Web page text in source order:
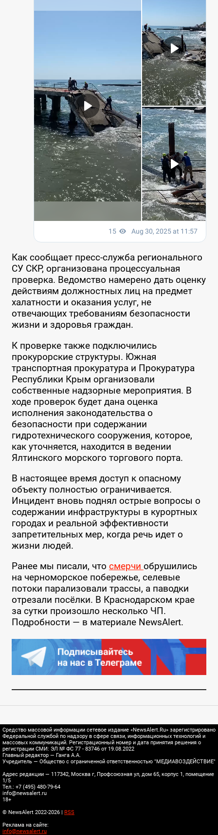
Как сообщает пресс-служба регионального
СУ СКР, организована процессуальная
проверка. Ведомство намерено дать оценку
действиям должностных лиц на предмет
халатности и оказания услуг, не
отвечающих требованиям безопасности
жизни и здоровья граждан.
К проверке также подключились
прокурорские структуры. Южная
транспортная прокуратура и Прокуратура
Республики Крым организовали
собственные надзорные мероприятия. В
ходе проверок будет дана оценка
исполнения законодательства о
безопасности при содержании
гидротехнического сооружения, которое,
как уточняется, находится в ведении
Ялтинского морского торгового порта.
В настоящее время доступ к опасному
объекту полностью ограничивается.
Инцидент вновь поднял острые вопросы о
содержании инфраструктуры в курортных
городах и реальной эффективности
запретительных мер, когда речь идет о
жизни людей.
Ранее мы писали, что смерчи обрушились
на черноморское побережье, селевые
потоки парализовали трассы, а паводки
отрезали посёлки. В Краснодарском крае
за сутки произошло несколько ЧП.
Подробности — в материале NewsAlert.
Средство массовой информации сетевое издание «NewsAlert.Ru» зарегистрировано
Федеральной службой по надзору в сфере связи, информационных технологий и
массовых коммуникаций. Регистрационный номер и дата принятия решения о
регистрации СМИ: ЭЛ № ФС 77 - 83746 от 19.08.2022
Главный редактор — Ганга А.А.
Учредитель — Общество с ограниченной ответственностью "МЕДИАВОЗДЕЙСТВИЕ"
Адрес редакции — 117342, Москва г, Профсоюзная ул, дом 65, корпус 1, помещение
1/5
Тел.: +7 (495) 480-79-64
info@newsalert.ru
18+
© NewsAlert 2022-2026 |
RSS
Реклама на сайте:
info@newsalert.ru